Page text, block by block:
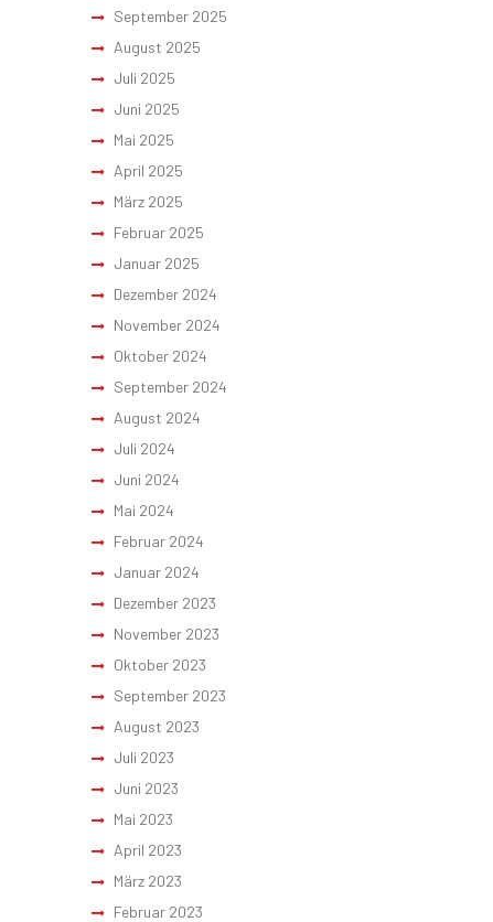
September 2025
August 2025
Juli 2025
Juni 2025
Mai 2025
April 2025
März 2025
Februar 2025
Januar 2025
Dezember 2024
November 2024
Oktober 2024
September 2024
August 2024
Juli 2024
Juni 2024
Mai 2024
Februar 2024
Januar 2024
Dezember 2023
November 2023
Oktober 2023
September 2023
August 2023
Juli 2023
Juni 2023
Mai 2023
April 2023
März 2023
Februar 2023